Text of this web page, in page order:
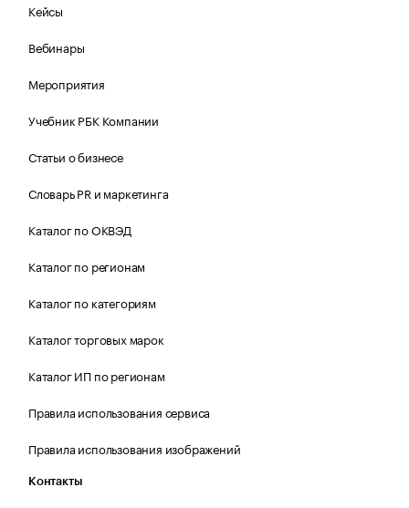
Кейсы
Вебинары
Мероприятия
Учебник РБК Компании
Статьи о бизнесе
Словарь PR и маркетинга
Каталог по ОКВЭД
Каталог по регионам
Каталог по категориям
Каталог торговых марок
Каталог ИП по регионам
Правила использования сервиса
Правила использования изображений
Контакты